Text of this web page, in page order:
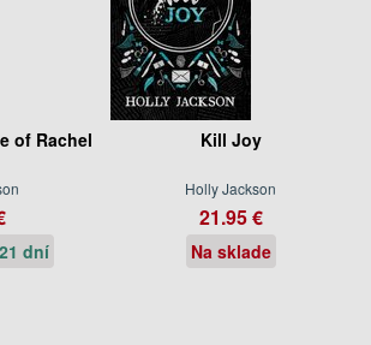
of Rachel
dní
Kill Joy
Holly Jackson
21.95 €
Na sklade